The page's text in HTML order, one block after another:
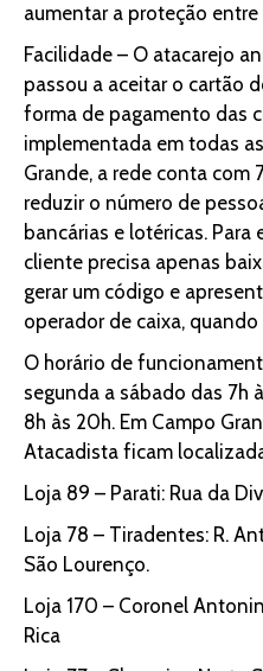
aumentar a proteção
Facilidade – O atacarejo
passou a aceitar o cartão
forma de pagamento das
implementada em todas
Grande, a rede conta com
reduzir o número de
bancárias e lotéricas.
cliente precisa apenas
gerar um código e
operador de caixa,
O horário de
segunda a sábado das 7h
8h às 20h. Em Campo
Atacadista ficam
Loja 89 – Parati: Rua da
Loja 78 – Tiradentes: R.
São Lourenço.
Loja 170 – Coronel
Rica